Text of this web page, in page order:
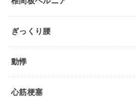
ぎっくり腰
動悸
心筋梗塞